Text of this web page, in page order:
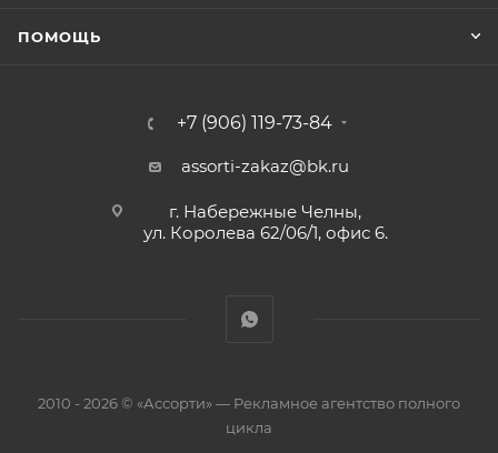
ПОМОЩЬ
+7 (906) 119-73-84
assorti-zakaz@bk.ru
г. Набережные Челны,
ул. Королева 62/06/1, офис 6.
2010 - 2026 © «Ассорти» — Рекламное агентство полного
цикла